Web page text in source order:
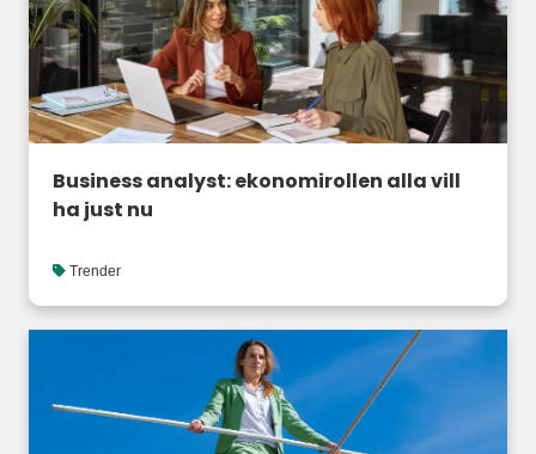
Business analyst: ekonomirollen alla vill
ha just nu
Trender